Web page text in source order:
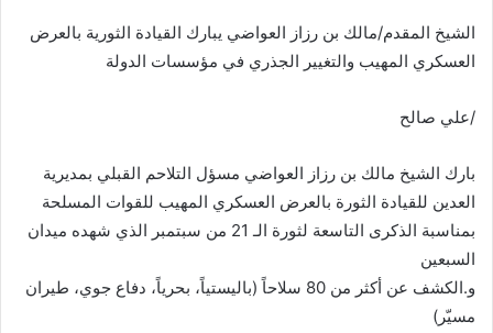
الشيخ المقدم/مالك بن رزاز العواضي يبارك القيادة الثورية بالعرض
العسكري المهيب والتغيير الجذري في مؤسسات الدولة
/علي صالح
بارك الشيخ مالك بن رزاز العواضي مسؤل التلاحم القبلي بمديرية
العدين للقيادة الثورة بالعرض العسكري المهيب للقوات المسلحة
بمناسبة الذكرى التاسعة لثورة الـ 21 من سبتمبر الذي شهده ميدان
السبعين
و.الكشف عن أكثر من 80 سلاحاً (باليستياً، بحرياً، دفاع جوي، طيران
مسيّر)